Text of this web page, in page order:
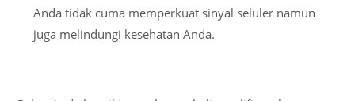
Anda tidak cuma memperkuat sinyal seluler namun
juga melindungi kesehatan Anda.